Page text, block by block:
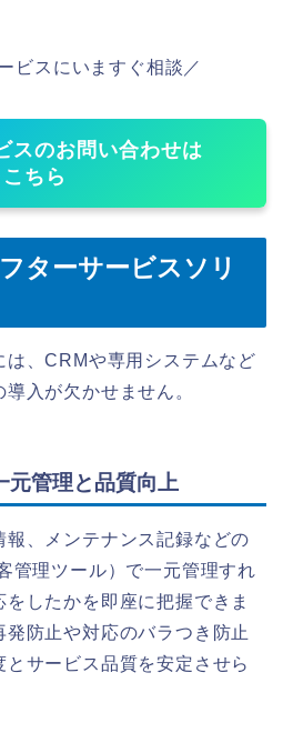
ビスにいますぐ相談／
スのお問い合わせは
こちら
ターサービスソリ
は、CRMや専用システムなど
入が欠かせません。
元管理と品質向上
報、メンテナンス記録などの
管理ツール）で一元管理すれ
したかを即座に把握できま
防止や対応のバラつき防止
サービス品質を安定させら